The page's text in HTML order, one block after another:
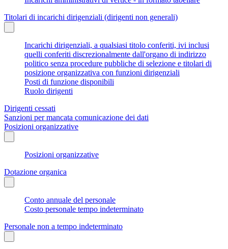
Titolari di incarichi dirigenziali (dirigenti non generali)
Incarichi dirigenziali, a qualsiasi titolo conferiti, ivi inclusi
quelli conferiti discrezionalmente dall'organo di indirizzo
politico senza procedure pubbliche di selezione e titolari di
posizione organizzativa con funzioni dirigenziali
Posti di funzione disponibili
Ruolo dirigenti
Dirigenti cessati
Sanzioni per mancata comunicazione dei dati
Posizioni organizzative
Posizioni organizzative
Dotazione organica
Conto annuale del personale
Costo personale tempo indeterminato
Personale non a tempo indeterminato